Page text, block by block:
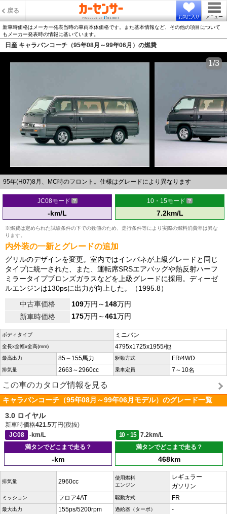
戻る
お気に入り メニュー
新車時価格はメーカー発表当時の車両本体価格です。また基本情報など、その他の項目について
もメーカー発表時の情報に基いています。
日産 キャラバンコーチ（95年08月～99年06月）の燃費
95年(H07)8月、MC時のフロント。仕様はグレードにより異なります
1/3
JC08モード
-km/L
10・15モード
7.2km/L
※燃費は定められた試験条件の下での数値のため、走行条件等により実際の燃料消費率は異な
ります。
内外装の一新とグレードの追加
グリルのデザインを変更。室内ではインパネが上級グレードと同じ
タイプに統一された、また、運転席SRSエアバッグや熱反射ハーフ
ミラータイプブロンズガラスなどを上級グレードに採用。ディーゼ
ルエンジンは130psに出力が向上した。（1995.8）
中古車価格
109万円～148万円
新車時価格
175万円～461万円
ボディタイプ ミニバン
全長x全幅x全高(mm) 4795x1725x1955/他
最高出力 85～155馬力 駆動方式 FR/4WD
排気量 2663～2960cc 乗車定員 7～10名
この車のカタログ情報を見る
キャラバンコーチ（95年08月～99年06月モデル）のグレード一覧
3.0 ロイヤル
新車時価格421.5万円(税抜)
JC08
-km/L 10・15
7.2km/L
満タンでどこまで走る？
-km
満タンでどこまで走る？
468km
排気量 2960cc
使用燃料
エンジン
レギュラー
ガソリン
ミッション フロア4AT 駆動方式 FR
最大出力 155ps/5200rpm 過給器（ターボ） -